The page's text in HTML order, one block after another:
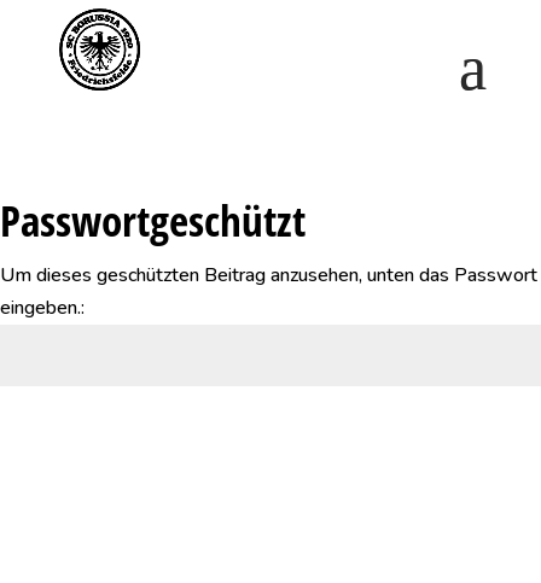
Saisonstart im April. Jetzt ein Schnuppertraining für
Kinder vereinbaren und zu Saisonbeginn dabei sein.
Passwortgeschützt
Um dieses geschützten Beitrag anzusehen, unten das Passwort
eingeben.: